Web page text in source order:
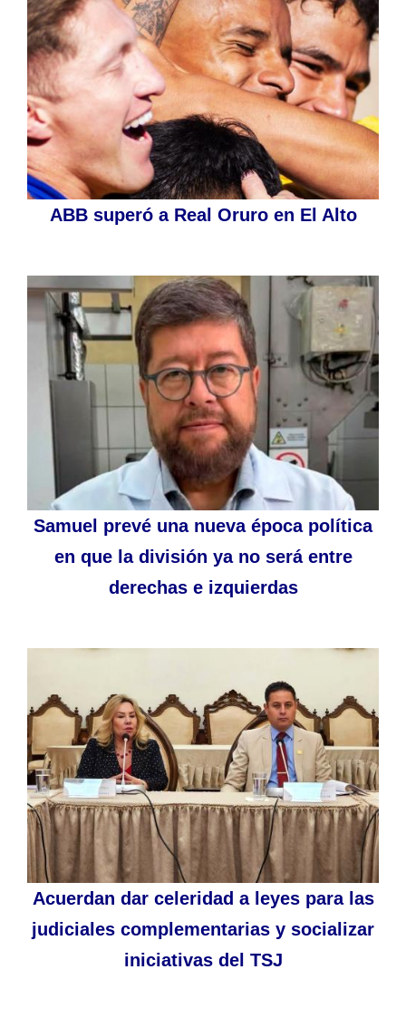
ABB superó a Real Oruro en El Alto
Samuel prevé una nueva época política
en que la división ya no será entre
derechas e izquierdas
Acuerdan dar celeridad a leyes para las
judiciales complementarias y socializar
iniciativas del TSJ